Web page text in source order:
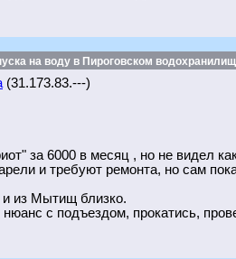
на воду в Пироговском
(31.173.83.---)
за 6000 в месяц , но не видел
и требуют ремонта, но сам
и из Мытищ близко.
с подъездом, прокатись,